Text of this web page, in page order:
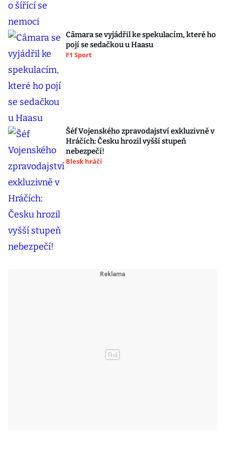
Câmara se vyjádřil ke spekulacím, které ho
pojí se sedačkou u Haasu
F1 Sport
Šéf Vojenského zpravodajství exkluzivně v
Hráčích: Česku hrozil vyšší stupeň
nebezpečí!
Blesk hráči